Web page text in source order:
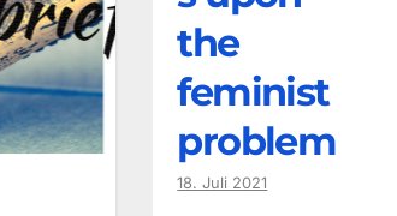
the
feminist
problem
18. Juli 2021